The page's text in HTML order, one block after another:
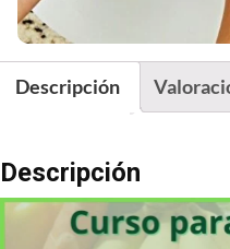
Descripción
Descripción